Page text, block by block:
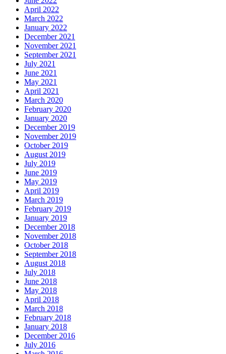
April 2022
March 2022
January 2022
December 2021
November 2021
September 2021
July 2021
June 2021
May 2021
April 2021
March 2020
February 2020
January 2020
December 2019
November 2019
October 2019
August 2019
July 2019
June 2019
May 2019
April 2019
March 2019
February 2019
January 2019
December 2018
November 2018
October 2018
September 2018
August 2018
July 2018
June 2018
May 2018
April 2018
March 2018
February 2018
January 2018
December 2016
July 2016